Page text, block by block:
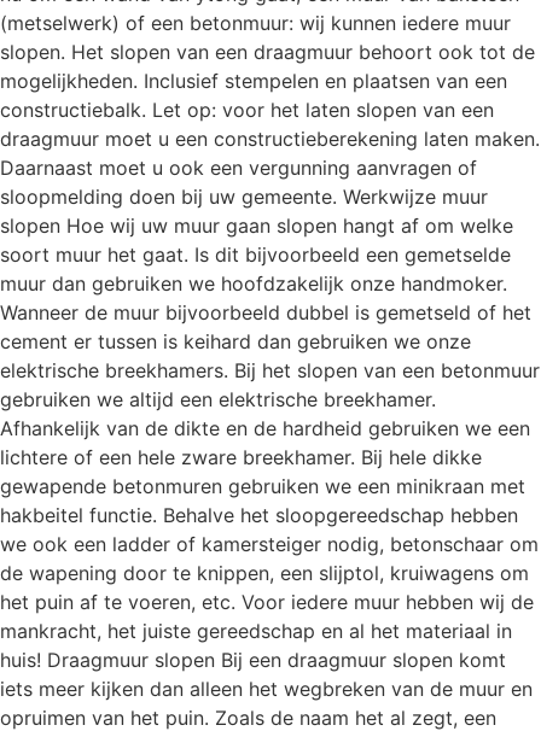
(metselwerk) of een betonmuur: wij kunnen iedere muur
slopen. Het slopen van een draagmuur behoort ook tot de
mogelijkheden. Inclusief stempelen en plaatsen van een
constructiebalk. Let op: voor het laten slopen van een
draagmuur moet u een constructieberekening laten maken.
Daarnaast moet u ook een vergunning aanvragen of
sloopmelding doen bij uw gemeente. Werkwijze muur
slopen Hoe wij uw muur gaan slopen hangt af om welke
soort muur het gaat. Is dit bijvoorbeeld een gemetselde
muur dan gebruiken we hoofdzakelijk onze handmoker.
Wanneer de muur bijvoorbeeld dubbel is gemetseld of het
cement er tussen is keihard dan gebruiken we onze
elektrische breekhamers. Bij het slopen van een betonmuur
gebruiken we altijd een elektrische breekhamer.
Afhankelijk van de dikte en de hardheid gebruiken we een
lichtere of een hele zware breekhamer. Bij hele dikke
gewapende betonmuren gebruiken we een minikraan met
hakbeitel functie. Behalve het sloopgereedschap hebben
we ook een ladder of kamersteiger nodig, betonschaar om
de wapening door te knippen, een slijptol, kruiwagens om
het puin af te voeren, etc. Voor iedere muur hebben wij de
mankracht, het juiste gereedschap en al het materiaal in
huis! Draagmuur slopen Bij een draagmuur slopen komt
iets meer kijken dan alleen het wegbreken van de muur en
opruimen van het puin. Zoals de naam het al zegt, een